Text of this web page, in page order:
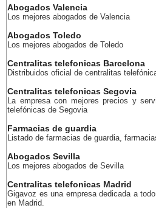
Abogados Valencia
Los mejores abogados de Valencia
Abogados Toledo
Los mejores abogados de Toledo
Centralitas telefonicas Barcelona
Distribuidos oficial de centralitas
Centralitas telefonicas Segovia
La empresa con mejores precios y
telefónicas de Segovia
Farmacias de guardia
Listado de farmacias de guardia,
Abogados Sevilla
Los mejores abogados de Sevilla
Centralitas telefonicas Madrid
Gigavoz es una empresa dedicada a
en Madrid.